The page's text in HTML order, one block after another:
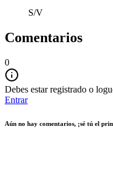
S/V
Comentarios
0
Debes estar registrado o
Entrar
Aún no hay comentarios, ¡sé tú el